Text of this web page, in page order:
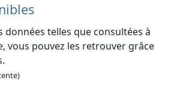
données telles que consultées à
vous pouvez les retrouver grâce